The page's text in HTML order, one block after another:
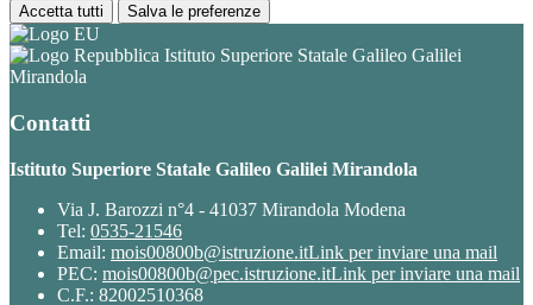
Accetta tutti Salva le preferenze
Istituto Superiore Statale Galileo Galilei
Mirandola
Contatti
Istituto Superiore Statale Galileo Galilei Mirandola
Via J. Barozzi n°4 - 41037 Mirandola Modena
Tel: 0535-21546
Email: mois00800b@istruzione.itLink per inviare una mail
PEC: mois00800b@pec.istruzione.itLink per inviare una mail
C.F.: 82002510368